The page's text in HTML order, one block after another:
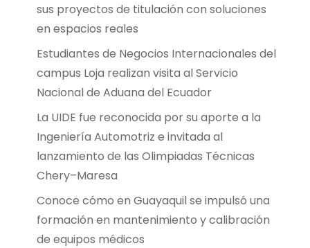
sus proyectos de titulación con soluciones
en espacios reales
Estudiantes de Negocios Internacionales del
campus Loja realizan visita al Servicio
Nacional de Aduana del Ecuador
La UIDE fue reconocida por su aporte a la
Ingeniería Automotriz e invitada al
lanzamiento de las Olimpiadas Técnicas
Chery–Maresa
Conoce cómo en Guayaquil se impulsó una
formación en mantenimiento y calibración
de equipos médicos